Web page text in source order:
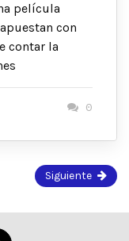
película
con
contar la
0
Siguiente